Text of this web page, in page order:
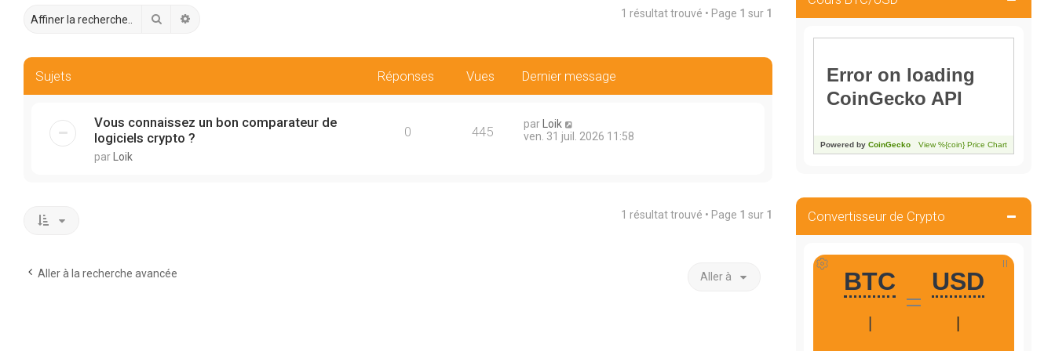
Rechercher 1 résultat trouvé • Page 1 sur 1
Sujets Réponses Vues Dernier message
Vous connaissez un bon comparateur de
logiciels crypto ?
par Loik
0 445 par
Loik
ven. 31 juil. 2026 11:58
1 résultat trouvé • Page 1 sur 1
Aller à la recherche avancée Aller à
Convertisseur de Crypto